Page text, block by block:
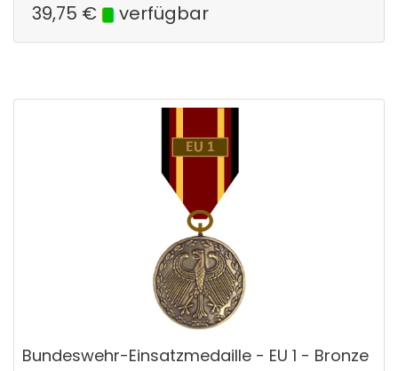
39,75 € verfügbar
Bundeswehr-Einsatzmedaille - EU 1 - Bronze